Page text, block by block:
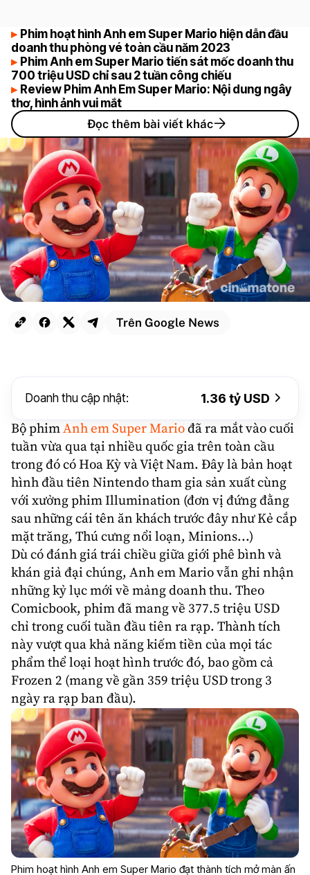
Trên Google News
Doanh thu cập nhật: 1.36 tỷ USD
Bộ phimAnh em Super Mariođã ra mắt vào cuối
tuần vừa qua tại nhiều quốc gia trên toàn cầu
trong đó có Hoa Kỳ và Việt Nam. Đây là bản hoạt
hình đầu tiên Nintendo tham gia sản xuất cùng
với xưởng phimIllumination (đơn vị đứng đằng
sau những cái tên ăn khách trước đây như Kẻ cắp
mặt trăng, Thú cưng nổi loạn, Minions...)
Dù có đánh giá trái chiều giữa giới phê bình và
khán giả đại chúng, Anh em Mario vẫn ghi nhận
những kỷ lục mới về mảngdoanh thu. Theo
Comicbook, phim đã mang về 377.5 triệu USD
chỉ trong cuối tuần đầu tiên ra rạp. Thành tích
này vượt qua khả năng kiếm tiền của mọi tác
phẩm thể loại hoạt hìnhtrước đó, bao gồm cả
Frozen 2 (mang về gần 359 triệu USD trong 3
ngày ra rạp ban đầu).
Phim hoạt hình Anh em Super Mario đạt thành tích mở màn ấn
Phim hoạt hình Anh em Super Mario hiện dẫn đầu
doanh thu phòng vé toàn cầu năm 2023
Phim Anh em Super Mario tiến sát mốc doanh thu
700 triệu USD chỉ sau 2 tuần công chiếu
Review Phim Anh Em Super Mario: Nội dung ngây
thơ, hình ảnh vui mắt
Đọc thêm bài viết khác